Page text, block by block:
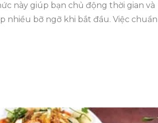
này giúp bạn chủ động thời gian và
nhiều bỡ ngỡ khi bắt đầu. Việc chuẩn